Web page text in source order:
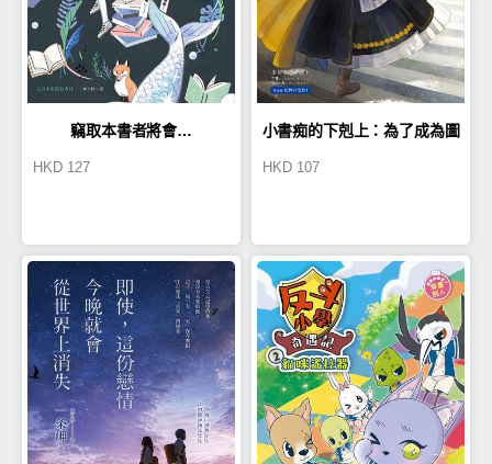
竊取本書者將會…
HKD 127
小書痴的下剋上：為了成為圖
HKD 107